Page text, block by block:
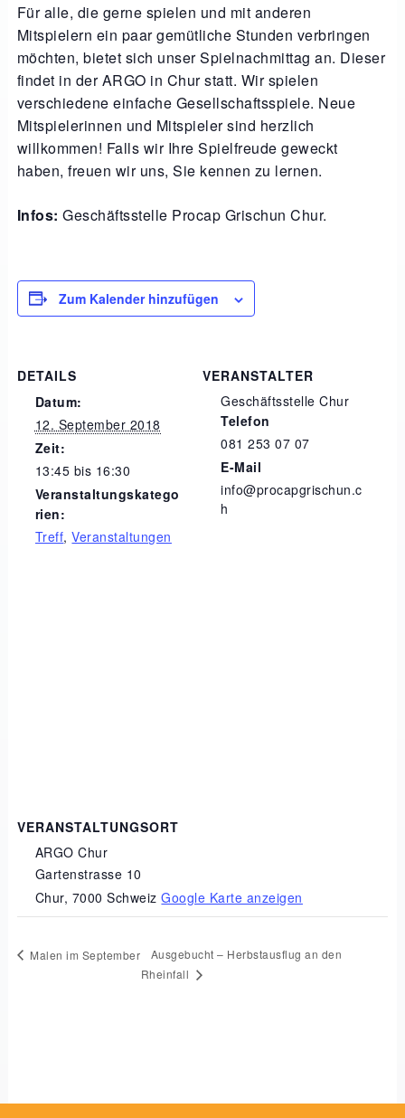
Für alle, die gerne spielen und mit anderen
Mitspielern ein paar gemütliche Stunden verbringen
möchten, bietet sich unser Spielnachmittag an. Dieser
findet in der ARGO in Chur statt. Wir spielen
verschiedene einfache Gesellschaftsspiele. Neue
Mitspielerinnen und Mitspieler sind herzlich
willkommen! Falls wir Ihre Spielfreude geweckt
haben, freuen wir uns, Sie kennen zu lernen.
Infos: Geschäftsstelle Procap Grischun Chur.
Zum Kalender hinzufügen
DETAILS
Datum:
12. September 2018
Zeit:
13:45 bis 16:30
Veranstaltungskatego
rien:
Treff,Veranstaltungen
VERANSTALTER
Geschäftsstelle Chur
Telefon
081 253 07 07
E-Mail
info@procapgrischun.c
h
VERANSTALTUNGSORT
ARGO Chur
Gartenstrasse 10
Chur, 7000 Schweiz Google Karte anzeigen
Malen im September
Ausgebucht – Herbstausflug an den
Rheinfall